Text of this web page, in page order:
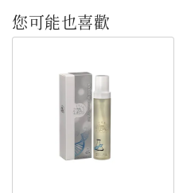
您可能也喜歡